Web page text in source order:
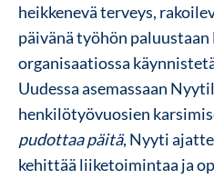
heikkenevä terveys,
päivänä työhön
organisaatiossa
Uudessa asemassaan
henkilötyövuosien
pudottaa päitä, Nyyti
kehittää liiketoimintaa ja